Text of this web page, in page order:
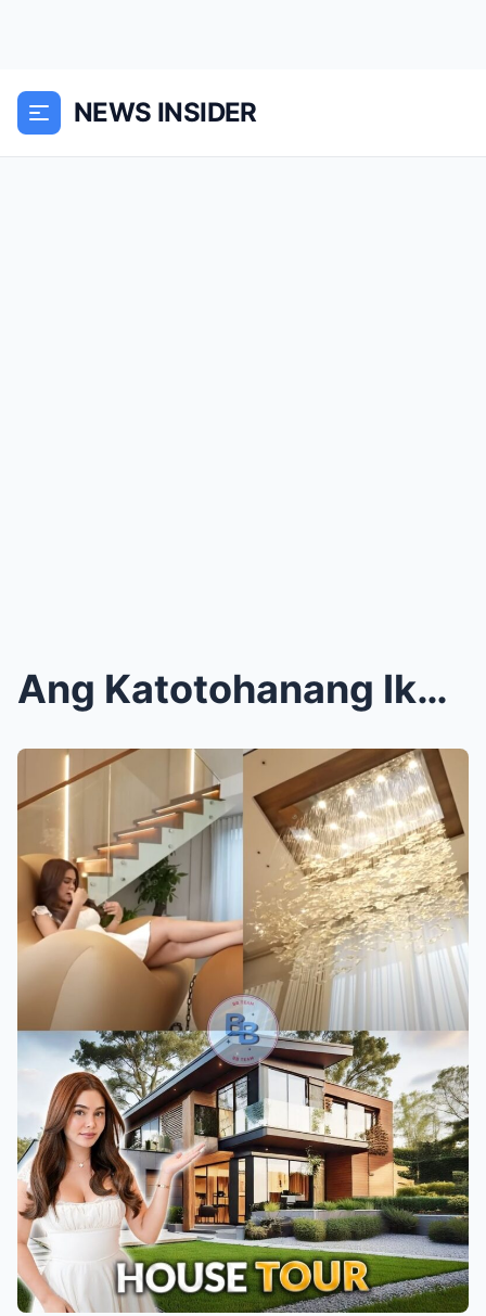
NEWS INSIDER
Ang Katotohanang Ikagugulat Mo Tungkol sa Mansyon ...